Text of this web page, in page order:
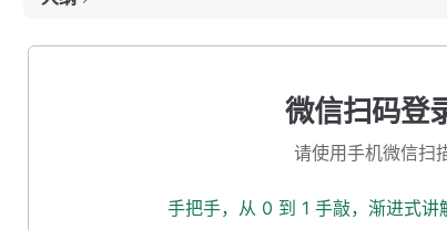
微信扫码登
请使用手机微信扫
手把手，从 0 到 1 手敲，渐进式讲